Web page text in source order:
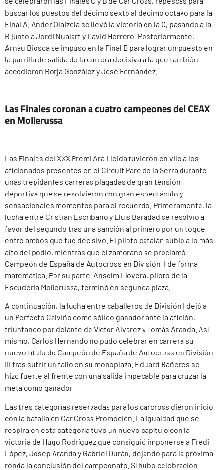
buscar los puestos del décimo sexto al décimo octavo para la
Final A. Ander Olaizola se llevó la victoria en la C, pasando a la
B junto a Jordi Nualart y David Herrero. Posteriormente,
Arnau Biosca se impuso en la Final B para lograr un puesto en
la parrilla de salida de la carrera decisiva a la que también
accedieron Borja González y José Fernández.
Las Finales coronan a cuatro campeones del CEAX
en Mollerussa
Las Finales del XXX Premi Ara Lleida tuvieron en vilo a los
aficionados presentes en el Circuit Parc de la Serra durante
unas trepidantes carreras plagadas de gran tensión
deportiva que se resolvieron con gran espectáculo y
sensacionales momentos para el recuerdo. Primeramente, la
lucha entre Cristian Escribano y Lluís Baradad se resolvió a
favor del segundo tras una sanción al primero por un toque
entre ambos que fue decisivo. El piloto catalán subió a lo más
alto del podio, mientras que el zamorano se proclamó
Campeón de España de Autocross en División II de forma
matemática. Por su parte, Anselm Llovera, piloto de la
Escuderia Mollerussa, terminó en segunda plaza.
A continuación, la lucha entre caballeros de División I dejó a
un Perfecto Calviño como sólido ganador ante la afición,
triunfando por delante de Víctor Álvarez y Tomás Aranda. Así
mismo, Carlos Hernando no pudo celebrar en carrera su
nuevo título de Campeón de España de Autocross en División
III tras sufrir un fallo en su monoplaza. Eduard Bañeres se
hizo fuerte al frente con una salida impecable para cruzar la
meta como ganador.
Las tres categorías reservadas para los carcross dieron inicio
con la batalla en Car Cross Promoción. La igualdad que se
respira en esta categoría tuvo un nuevo capítulo con la
victoria de Hugo Rodríguez que consiguió imponerse a Fredi
López, Josep Aranda y Gabriel Durán, dejando para la próxima
ronda la conclusión del campeonato. Sí hubo celebración